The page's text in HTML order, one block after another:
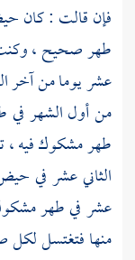
فإن قالت : كان
طهر صحيح ، وكنت
عشر يوما من آخر
من أول الشهر في
طهر مشكوك فيه ،
الثاني عشر في
عشر في طهر
منها فتغتسل